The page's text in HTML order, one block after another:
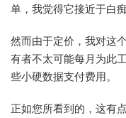
单，我觉得它接近于白
然而由于定价，我对这
有者不太可能每月为此
些小硬数据支付费用。
正如您所看到的，这有